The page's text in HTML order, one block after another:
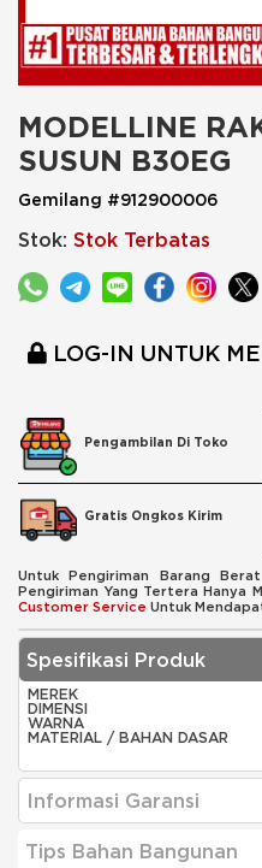
MODELLINE
SUSUN B30EG
Gemilang #912900006
Stok: Stok Terbatas
LOG-IN UNTUK
Pengambilan Di Toko
Gratis Ongkos Kirim
Untuk Pengiriman Barang
Pengiriman Yang Tertera Hanya
Customer Service Untuk
Spesifikasi Produk
MEREK
DIMENSI
WARNA
MATERIAL / BAHAN DASAR
Informasi Garansi
Tips Bahan Bangunan